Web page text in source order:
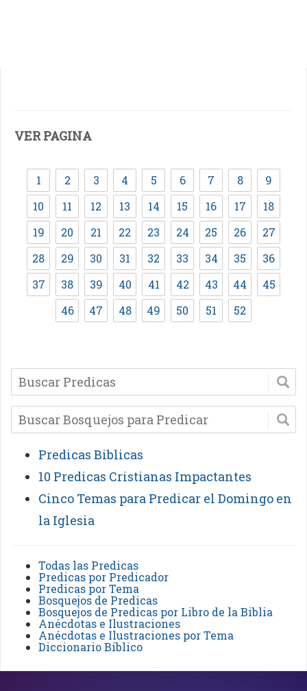
VER PAGINA
1 2 3 4 5 6 7 8
9
10
11 12 13 14 15 16 17
18
19
20 21 22 23 24 25 26
27
28
29 30 31 32 33 34 35
36
37
38 39 40 41 42 43 44
45
46
47 48 49 50 51 52
Predicas Biblicas
10 Predicas Cristianas Impactantes
Cinco Temas para Predicar el Domingo en
la Iglesia
Todas las Predicas
Predicas por Predicador
Predicas por Tema
Bosquejos de Predicas
Bosquejos de Predicas por Libro de la Biblia
Anécdotas e Ilustraciones
Anécdotas e Ilustraciones por Tema
Diccionario Bíblico